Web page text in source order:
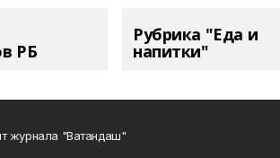
РБ
Рубрика "Еда и
напитки"
журнала "Ватандаш"